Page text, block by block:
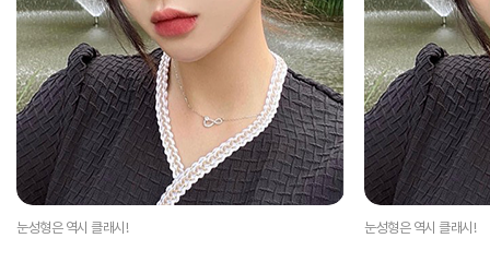
눈성형은 역시 클래시! 눈성형은 역시 클래시!